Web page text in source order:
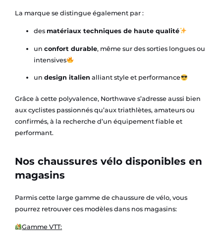
La marque se distingue également par :
des matériaux techniques de haute qualité
un confort durable, même sur des sorties longues ou
intensives
un design italien alliant style et performance
Grâce à cette polyvalence, Northwave s’adresse aussi bien
aux cyclistes passionnés qu’aux triathlètes, amateurs ou
confirmés, à la recherche d’un équipement fiable et
performant.
Nos chaussures vélo disponibles en
magasins
Parmis cette large gamme de chaussure de vélo, vous
pourrez retrouver ces modèles dans nos magasins:
Gamme VTT: